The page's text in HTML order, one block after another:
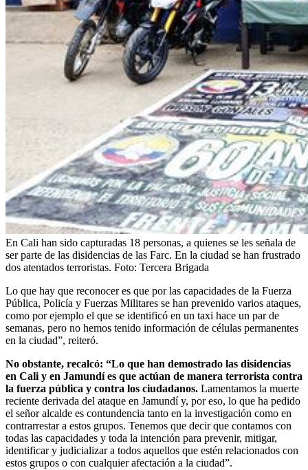
En Cali han sido capturadas 18 personas, a quienes se les señala de
ser parte de las disidencias de las Farc. En la ciudad se han frustrado
dos atentados terroristas. Foto: Tercera Brigada
Lo que hay que reconocer es que por las capacidades de la Fuerza
Pública, Policía y Fuerzas Militares se han prevenido varios ataques,
como por ejemplo el que se identificó en un taxi hace un par de
semanas, pero no hemos tenido información de células permanentes
en la ciudad”, reiteró.
No obstante, recalcó: “Lo que han demostrado las disidencias
en Cali y en Jamundí es que actúan de manera terrorista contra
la fuerza pública y contra los ciudadanos. Lamentamos la muerte
reciente derivada del ataque en Jamundí y, por eso, lo que ha pedido
el señor alcalde es contundencia tanto en la investigación como en
contrarrestar a estos grupos. Tenemos que decir que contamos con
todas las capacidades y toda la intención para prevenir, mitigar,
identificar y judicializar a todos aquellos que estén relacionados con
estos grupos o con cualquier afectación a la ciudad”.